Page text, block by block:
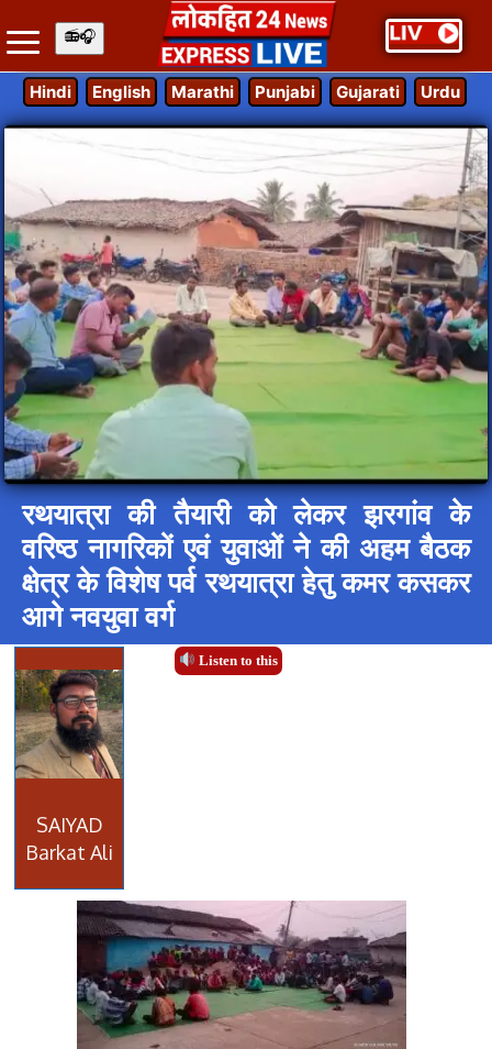
Hindi English Marathi Punjabi Gujarati Urdu
रथयात्रा की तैयारी को लेकर झरगांव के
वरिष्ठ नागरिकों एवं युवाओं ने की अहम बैठक
क्षेत्र के विशेष पर्व रथयात्रा हेतु कमर कसकर
आगे नवयुवा वर्ग
Listen to this
SAIYAD
Barkat Ali